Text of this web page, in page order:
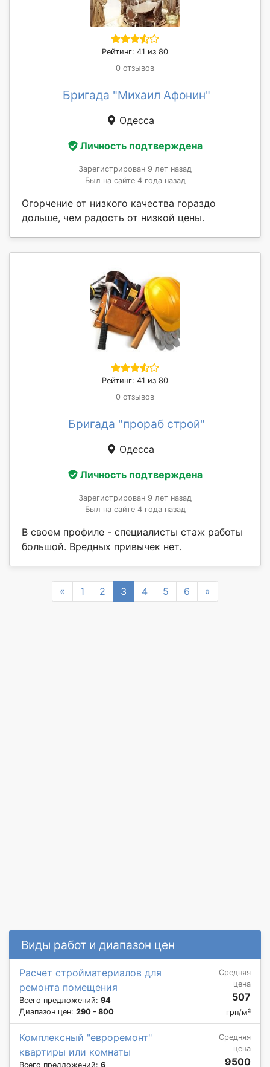
Виды работ и диапазон цен
Расчет стройматериалов для
ремонта помещения
Всего предложений: 94
Диапазон цен: 290 - 800
Средняя
цена
507
грн/м²
Комплексный "евроремонт"
квартиры или комнаты
Всего предложений: 6
Средняя
цена
9500
Рейтинг: 41 из 80
0 отзывов
Бригада "Михаил Афонин"
Одесса
Личность подтверждена
Зарегистрирован 9 лет назад
Был на сайте 4 года назад
Огорчение от низкого качества гораздо
дольше, чем радость от низкой цены.
Рейтинг: 41 из 80
0 отзывов
Бригада "прораб строй"
Одесса
Личность подтверждена
Зарегистрирован 9 лет назад
Был на сайте 4 года назад
В своем профиле - специалисты стаж работы
большой. Вредных привычек нет.
« Previous
1 2 3 4 5 6 »